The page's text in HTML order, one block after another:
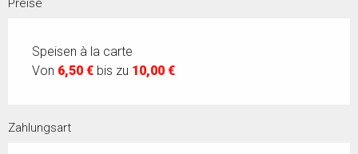
Speisen à la carte
Von 6,50 € bis zu 10,00 €
Zahlungsart